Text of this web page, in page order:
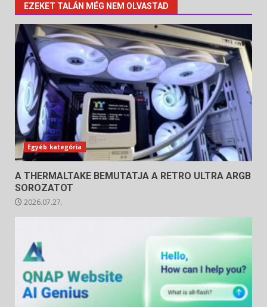
EZEKET TALÁN MÉG NEM OLVASTAD
Egyéb kategória
A THERMALTAKE BEMUTATJA A RETRO ULTRA ARGB
SOROZATOT
2026.07.27.